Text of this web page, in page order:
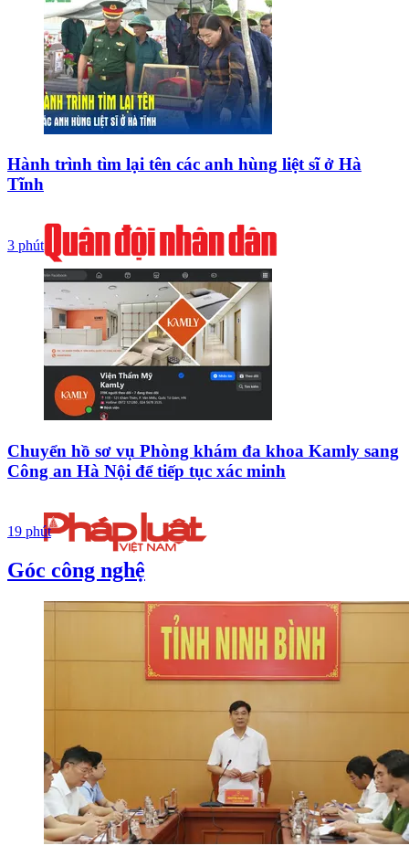
Hành trình tìm lại tên các anh hùng liệt sĩ ở Hà
Tĩnh
3 phút
Chuyển hồ sơ vụ Phòng khám đa khoa Kamly sang
Công an Hà Nội để tiếp tục xác minh
19 phút
Góc công nghệ